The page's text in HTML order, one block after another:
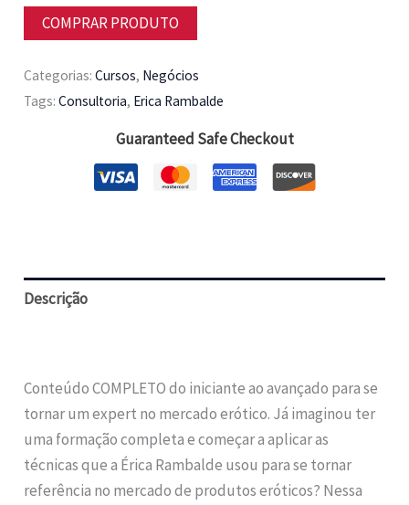
COMPRAR PRODUTO
Categorias:Cursos, Negócios
Tags:Consultoria, Erica Rambalde
Guaranteed Safe Checkout
Descrição
Conteúdo COMPLETO do iniciante ao avançado para se
tornar um expert no mercado erótico. Já imaginou ter
uma formação completa e começar a aplicar as
técnicas que a Érica Rambalde usou para se tornar
referência no mercado de produtos eróticos? Nessa